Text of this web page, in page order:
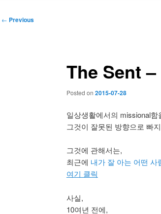
Post
← Previous
The Sent
Posted on 2015-07-28
일상생활에서의 missional
그것이 잘못된 방향으로 빠
그것에 관해서는,
최근에 내가 잘 아는 어떤 사
여기 클릭
사실,
10여년 전에,